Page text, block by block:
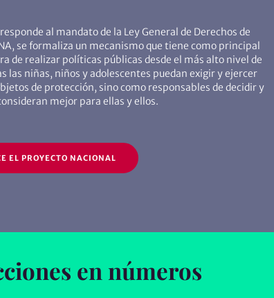
al mandato de la Ley General de Derechos de
se formaliza un mecanismo que tiene como principal
de realizar políticas públicas desde el más alto nivel de
las niñas, niños y adolescentes puedan exigir y ejercer
de protección, sino como responsables de decidir y
mejor para ellas y ellos.
EL PROYECTO NACIONAL
en números